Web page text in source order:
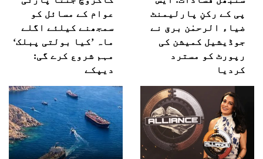
پی کے رکنِ پارلیمنٹ
ضیاء الرحمٰن برق نے
جوڈیشیل کمیشن کی
رپورٹ کو مسترد
کردیا
عوام کے مسائل کو
سمجھنے کیلئے اگلے
ماہ ’کیا بولتی پبلک‘
مہم شروع کرے گی:
دیپکے